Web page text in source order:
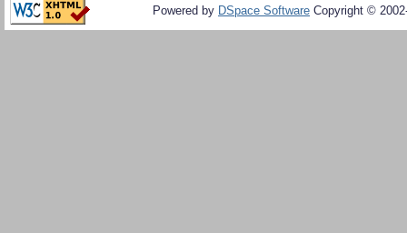
Powered by DSpace Software Copyright ©